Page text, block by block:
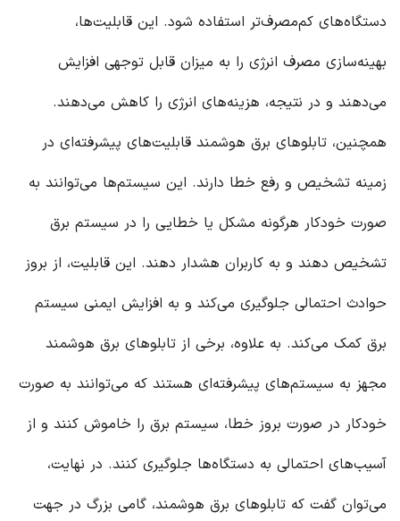
دستگاه‌های کم‌مصرف‌تر استفاده شود. این قابلیت‌ها،
بهینه‌سازی مصرف انرژی را به میزان قابل توجهی افزایش
می‌دهند و در نتیجه، هزینه‌های انرژی را کاهش می‌دهند.
همچنین، تابلوهای برق هوشمند قابلیت‌های پیشرفته‌ای در
زمینه تشخیص و رفع خطا دارند. این سیستم‌ها می‌توانند به
صورت خودکار هرگونه مشکل یا خطایی را در سیستم برق
تشخیص دهند و به کاربران هشدار دهند. این قابلیت، از بروز
حوادث احتمالی جلوگیری می‌کند و به افزایش ایمنی سیستم
برق کمک می‌کند. به علاوه، برخی از تابلوهای برق هوشمند
مجهز به سیستم‌های پیشرفته‌ای هستند که می‌توانند به صورت
خودکار در صورت بروز خطا، سیستم برق را خاموش کنند و از
آسیب‌های احتمالی به دستگاه‌ها جلوگیری کنند. در نهایت،
می‌توان گفت که تابلوهای برق هوشمند، گامی بزرگ در جهت